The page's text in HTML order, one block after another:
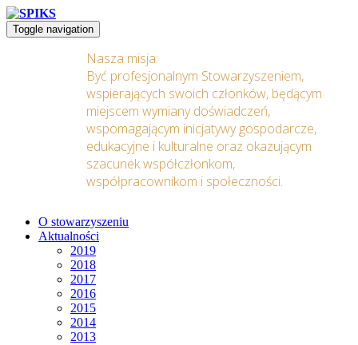
Toggle navigation
Nasza misja:
Być profesjonalnym Stowarzyszeniem,
wspierających swoich członków, będącym
miejscem wymiany doświadczeń,
wspomagającym inicjatywy gospodarcze,
edukacyjne i kulturalne oraz okazującym
szacunek współczłonkom,
współpracownikom i społeczności.
O stowarzyszeniu
Aktualności
2019
2018
2017
2016
2015
2014
2013